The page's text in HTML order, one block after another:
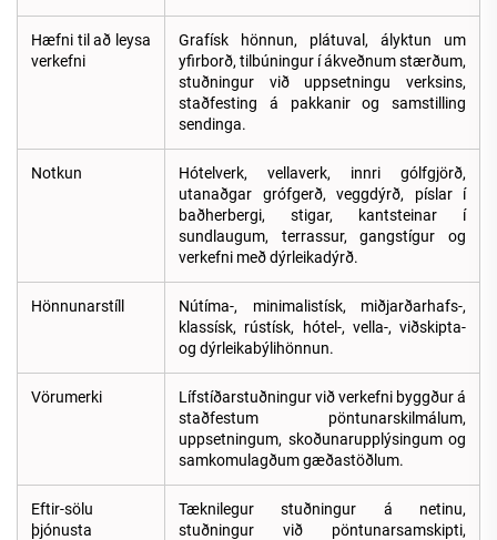
Hæfni til að leysa
verkefni
Grafísk hönnun, plátuval, ályktun um
yfirborð, tilbúningur í ákveðnum stærðum,
stuðningur við uppsetningu verksins,
staðfesting á pakkanir og samstilling
sendinga.
Notkun
Hótelverk, vellaverk, innri gólfgjörð,
utanaðgar grófgerð, veggdýrð, píslar í
baðherbergi, stigar, kantsteinar í
sundlaugum, terrassur, gangstígur og
verkefni með dýrleikadýrð.
Hönnunarstíll
Nútíma-, minimalistísk, miðjarðarhafs-,
klassísk, rústísk, hótel-, vella-, viðskipta-
og dýrleikabýlihönnun.
Vörumerki
Lífstíðarstuðningur við verkefni byggður á
staðfestum pöntunarskilmálum,
uppsetningum, skoðunarupplýsingum og
samkomulagðum gæðastöðlum.
Eftir-sölu
þjónusta
Tæknilegur stuðningur á netinu,
stuðningur við pöntunarsamskipti,